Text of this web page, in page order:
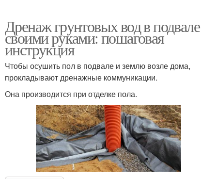
Дренаж грунтовых вод в подвале
своими руками: пошаговая
инструкция
Чтобы осушить пол в подвале и землю возле дома,
прокладывают дренажные коммуникации.
Она производится при отделке пола.